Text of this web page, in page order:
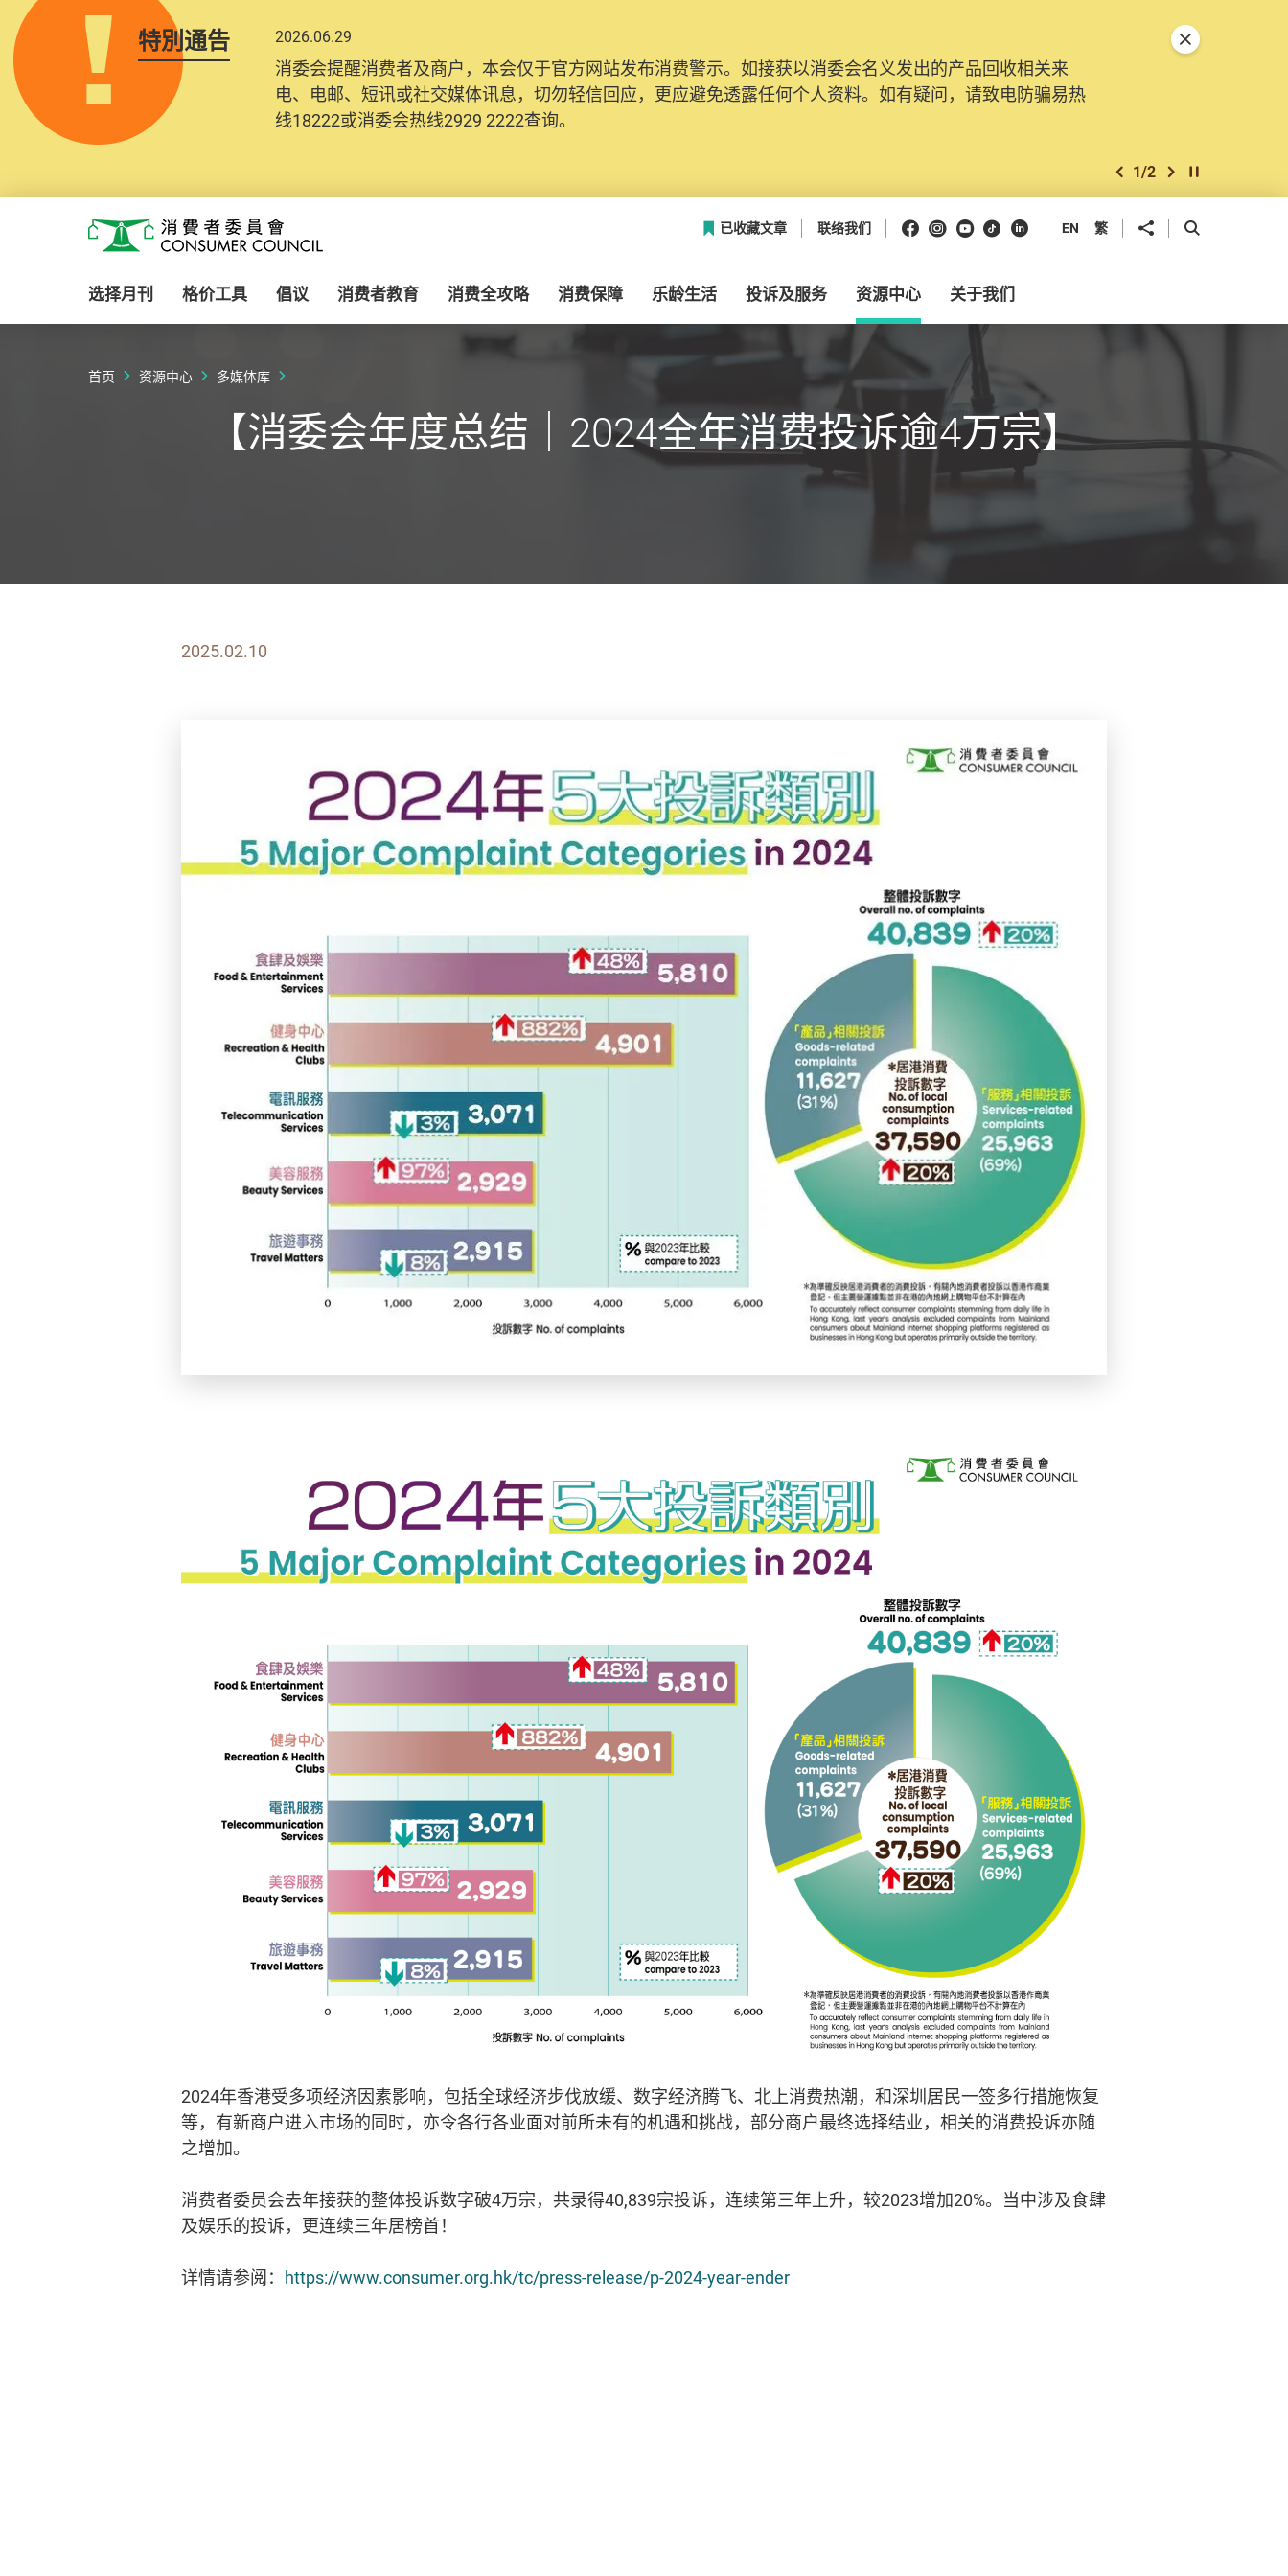
特別通告 2026.06.29
消委会提醒消费者及商户，本会仅于官方网站发布消费警示。如接获以消委会名义发出的产品回收相关来
电、电邮、短讯或社交媒体讯息，切勿轻信回应，更应避免透露任何个人资料。如有疑问，请致电防骗易热
线18222或消委会热线2929 2222查询。
上一个
1/2 下一个开始/暂停幻灯
关闭特別通告
消费者委员会
已收藏文章 联络我们 Facebook
Instagram
Youtube
抖音领英 EN 繁 分享到 开启搜寻框
选择月刊 格价工具 倡议 消费者教育 消费全攻略 消费保障 乐龄生活 投诉及服务 资源中心 关于我们
首页 资源中心 多媒体库
【消委会年度总结｜2024全年消费投诉逾4万宗】
2025.02.10
2024年香港受多项经济因素影响，包括全球经济步伐放缓、数字经济腾飞、北上消费热潮，和深圳居民一签多行措施恢复
等，有新商户进入市场的同时，亦令各行各业面对前所未有的机遇和挑战，部分商户最终选择结业，相关的消费投诉亦随
之增加。
消费者委员会去年接获的整体投诉数字破4万宗，共录得40,839宗投诉，连续第三年上升，较2023增加20%。当中涉及食肆
及娱乐的投诉，更连续三年居榜首！
详情请参阅： https://www.consumer.org.hk/tc/press-release/p-2024-year-ender